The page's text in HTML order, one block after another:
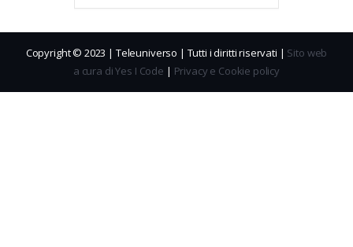
Copyright © 2023 | Teleuniverso | Tutti i diritti riservati | Sito web
a cura di Yes I Code | Privacy e Cookie policy